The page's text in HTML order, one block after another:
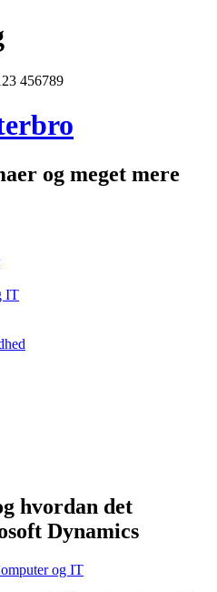
456789
og meget mere
IT
hvordan det
Dynamics
og IT